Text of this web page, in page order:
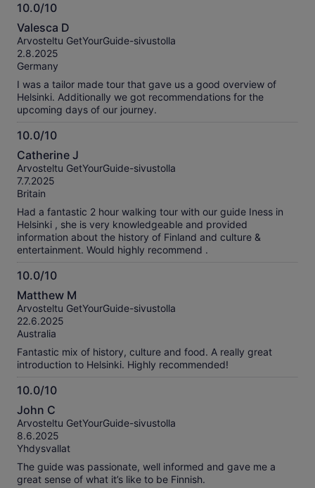
10.0/10
10.0
kautta
10
Valesca D
Arvosteltu GetYourGuide-sivustolla
2.8.2025
Germany
I was a tailor made tour that gave us a good overview of
Helsinki. Additionally we got recommendations for the
upcoming days of our journey.
10.0/10
10.0
kautta
10
Catherine J
Arvosteltu GetYourGuide-sivustolla
7.7.2025
Britain
Had a fantastic 2 hour walking tour with our guide Iness in
Helsinki , she is very knowledgeable and provided
information about the history of Finland and culture &
entertainment. Would highly recommend .
10.0/10
10.0
kautta
10
Matthew M
Arvosteltu GetYourGuide-sivustolla
22.6.2025
Australia
Fantastic mix of history, culture and food. A really great
introduction to Helsinki. Highly recommended!
10.0/10
10.0
kautta
10
John C
Arvosteltu GetYourGuide-sivustolla
8.6.2025
Yhdysvallat
The guide was passionate, well informed and gave me a
great sense of what it’s like to be Finnish.